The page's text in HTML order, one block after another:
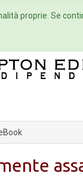
Eventiproprie. Se